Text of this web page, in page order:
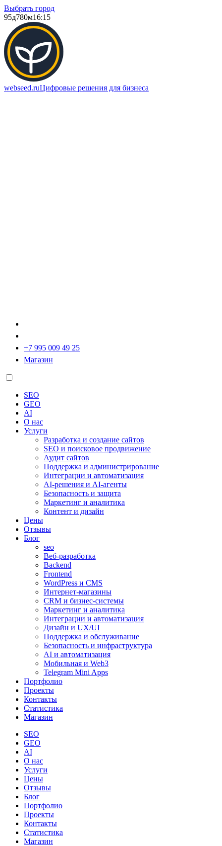
Выбрать город
95д780м16:15
webseed.ruЦифровые решения для бизнеса
+7 995 009 49 25
Магазин
SEO
GEO
AI
О нас
Услуги
Разработка и создание сайтов
SEO и поисковое продвижение
Аудит сайтов
Поддержка и администрирование
Интеграции и автоматизация
AI-решения и AI-агенты
Безопасность и защита
Маркетинг и аналитика
Контент и дизайн
Цены
Отзывы
Блог
seo
Веб-разработка
Backend
Frontend
WordPress и CMS
Интернет-магазины
CRM и бизнес-системы
Маркетинг и аналитика
Интеграции и автоматизация
Дизайн и UX/UI
Поддержка и обслуживание
Безопасность и инфраструктура
AI и автоматизация
Мобильная и Web3
Telegram Mini Apps
Портфолио
Проекты
Контакты
Статистика
Магазин
SEO
GEO
AI
О нас
Услуги
Цены
Отзывы
Блог
Портфолио
Проекты
Контакты
Статистика
Магазин